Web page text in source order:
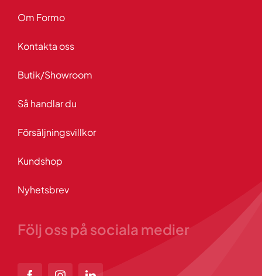
Om Formo
Kontakta oss
Butik/Showroom
Så handlar du
Försäljningsvillkor
Kundshop
Nyhetsbrev
Följ oss på sociala medier